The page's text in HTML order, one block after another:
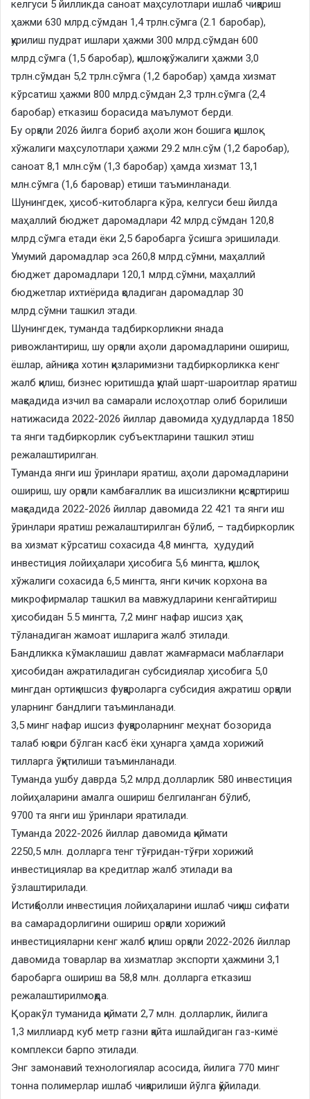
келгуси 5 йилликда саноат маҳсулотлари ишлаб чиқариш
ҳажми 630 млрд.сўмдан 1,4 трлн.сўмга (2.1 баробар),
қурилиш пудрат ишлари ҳажми 300 млрд.сўмдан 600
млрд.сўмга (1,5 баробар), қишлоқ хўжалиги ҳажми 3,0
трлн.сўмдан 5,2 трлн.сўмга (1,2 баробар) ҳамда хизмат
кўрсатиш ҳажми 800 млрд.сўмдан 2,3 трлн.сўмга (2,4
баробар) етказиш борасида маълумот берди.
Бу орқали 2026 йилга бориб аҳоли жон бошига қишлоқ
хўжалиги маҳсулотлари ҳажми 29.2 млн.сўм (1,2 баробар),
саноат 8,1 млн.сўм (1,3 баробар) ҳамда хизмат 13,1
млн.сўмга (1,6 баровар) етиши таъминланади.
Шунингдек, ҳисоб-китобларга кўра, келгуси беш йилда
маҳаллий бюджет даромадлари 42 млрд.сўмдан 120,8
млрд.сўмга етади ёки 2,5 баробарга ўсишга эришилади.
Умумий даромадлар эса 260,8 млрд.сўмни, маҳаллий
бюджет даромадлари 120,1 млрд.сўмни, маҳаллий
бюджетлар ихтиёрида қоладиган даромадлар 30
млрд.сўмни ташкил этади.
Шунингдек, туманда тадбиркорликни янада
ривожлантириш, шу орқали аҳоли даромадларини ошириш,
ёшлар, айниқса хотин қизларимизни тадбиркорликка кенг
жалб қилиш, бизнес юритишда қулай шарт-шароитлар яратиш
мақсадида изчил ва самарали ислоҳотлар олиб борилиши
натижасида 2022-2026 йиллар давомида ҳудудларда 1850
та янги тадбиркорлик субъектларини ташкил этиш
режалаштирилган.
Туманда янги иш ўринлари яратиш, аҳоли даромадларини
ошириш, шу орқали камбағаллик ва ишсизликни қисқартириш
мақсадида 2022-2026 йиллар давомида 22 421 та янги иш
ўринлари яратиш режалаштирилган бўлиб, – тадбиркорлик
ва хизмат кўрсатиш сохасида 4,8 мингта, ҳудудий
инвестиция лойиҳалари ҳисобига 5,6 мингта, қишлоқ
хўжалиги сохасида 6,5 мингта, янги кичик корхона ва
микрофирмалар ташкил ва мавжудларини кенгайтириш
ҳисобидан 5.5 мингта, 7,2 минг нафар ишсиз ҳақ
тўланадиган жамоат ишларига жалб этилади.
Бандликка кўмаклашиш давлат жамғармаси маблағлари
ҳисобидан ажратиладиган субсидиялар ҳисобига 5,0
мингдан ортиқ ишсиз фуқароларга субсидия ажратиш орқали
уларнинг бандлиги таъминланади.
3,5 минг нафар ишсиз фуқароларнинг меҳнат бозорида
талаб юқори бўлган касб ёки ҳунарга ҳамда хорижий
тилларга ўқитилиши таъминланади.
Туманда ушбу даврда 5,2 млрд.долларлик 580 инвестиция
лойиҳаларини амалга ошириш белгиланган бўлиб,
9700 та янги иш ўринлари яратилади.
Туманда 2022-2026 йиллар давомида қиймати
2250,5 млн. долларга тенг тўғридан-тўғри хорижий
инвестициялар ва кредитлар жалб этилади ва
ўзлаштирилади.
Истиқболли инвестиция лойиҳаларини ишлаб чиқиш сифати
ва самарадорлигини ошириш орқали хорижий
инвестицияларни кенг жалб қилиш орқали 2022-2026 йиллар
давомида товарлар ва хизматлар экспорти ҳажмини 3,1
баробарга ошириш ва 58,8 млн. долларга етказиш
режалаштирилмоқда.
Қоракўл туманида қиймати 2,7 млн. долларлик, йилига
1,3 миллиард куб метр газни қайта ишлайдиган газ-кимё
комплекси барпо этилади.
Энг замонавий технологиялар асосида, йилига 770 минг
тонна полимерлар ишлаб чиқарилиши йўлга қўйилади.